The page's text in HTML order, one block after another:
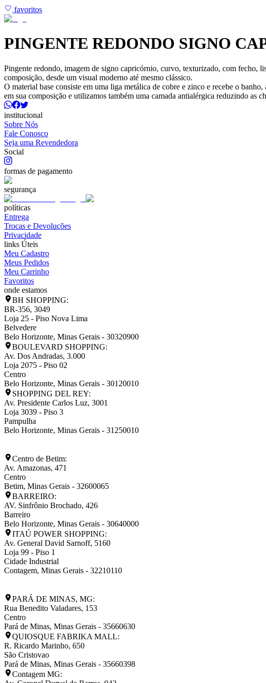
favoritos
PINGENTE REDONDO SIGNO
Pingente redondo, imagem de signo capricórnio, curvo, texturizado, com fecho,
composição, desde um visual moderno até mesmo clássico.
O material base consiste em uma liga metálica de cobre e zinco e recebe o
em sua composição e utilizamos também uma camada antialérgica reduzindo as
institucional
Sobre Nós
Fale Conosco
Seja uma Revendedora
Social
formas de pagamento
segurança
políticas
Entrega
Trocas e Devoluções
Privacidade
links Úteis
Meu Cadastro
Meus Pedidos
Meu Carrinho
Favoritos
onde estamos
BH SHOPPING:
BR-356, 3049
Loja 25 - Piso Nova Lima
Belvedere
Belo Horizonte, Minas Gerais - 30320900
BOULEVARD SHOPPING:
Av. Dos Andradas, 3.000
Loja 2075 - Piso 02
Centro
Belo Horizonte, Minas Gerais - 30120010
SHOPPING DEL REY:
Av. Presidente Carlos Luz, 3001
Loja 3039 - Piso 3
Pampulha
Belo Horizonte, Minas Gerais - 31250010
Centro de Betim:
Av. Amazonas, 471
Centro
Betim, Minas Gerais - 32600065
BARREIRO:
AV. Sinfrônio Brochado, 426
Barreiro
Belo Horizonte, Minas Gerais - 30640000
ITAÚ POWER SHOPPING:
Av. General David Sarnoff, 5160
Loja 99 - Piso 1
Cidade Industrial
Contagem, Minas Gerais - 32210110
PARÁ DE MINAS, MG:
Rua Benedito Valadares, 153
Centro
Pará de Minas, Minas Gerais - 35660630
QUIOSQUE FABRIKA MALL:
R. Ricardo Marinho, 650
São Cristovao
Pará de Minas, Minas Gerais - 35660398
Contagem MG: